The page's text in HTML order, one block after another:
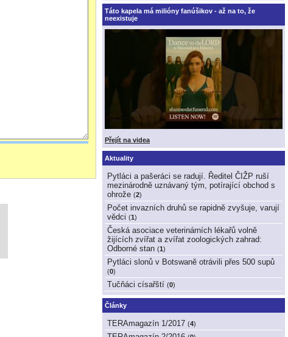
Táto kapela má milióny fanúšikov - až na to, že
neexistuje
Přejít na videa
Aktuality
Pytláci a pašeráci se radují. Ředitel ČIŽP ruší
mezinárodně uznávaný tým, potírající obchod s
ohrože (2)
Počet invazních druhů se rapidně zvyšuje, varují
vědci (1)
Česká asociace veterinárních lékařů volně
žijících zvířat a zvířat zoologických zahrad:
Odborné stan (1)
Pytláci slonů v Botswaně otrávili přes 500 supů
(0)
Tučňáci císařští (0)
Články
TERAmagazín 1/2017 (4)